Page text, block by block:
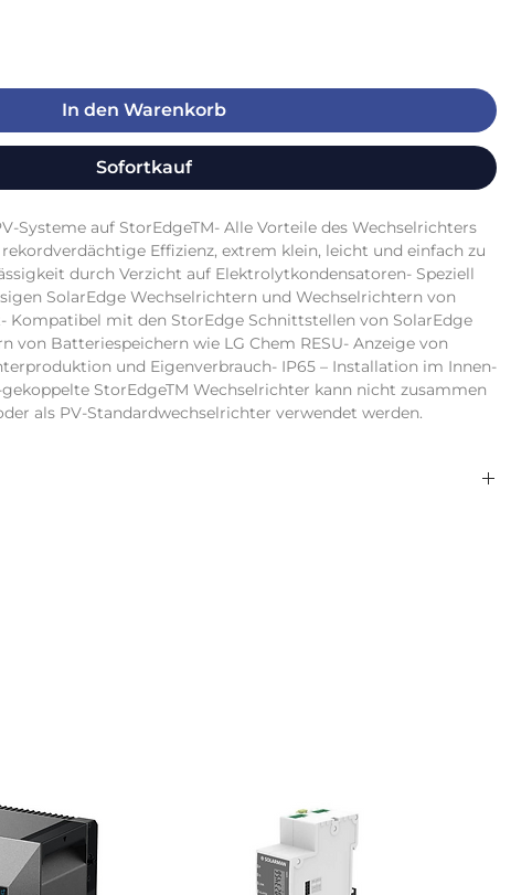
In den Warenkorb
Sofortkauf
Systeme auf StorEdgeTM- Alle Vorteile des Wechselrichters
Effizienz, extrem klein, leicht und einfach zu
durch Verzicht auf Elektrolytkondensatoren- Speziell
SolarEdge Wechselrichtern und Wechselrichtern von
Kompatibel mit den StorEdge Schnittstellen von SolarEdge
von Batteriespeichern wie LG Chem RESU- Anzeige von
und Eigenverbrauch- IP65 – Installation im Innen-
StorEdgeTM Wechselrichter kann nicht zusammen
als PV-Standardwechselrichter verwendet werden.